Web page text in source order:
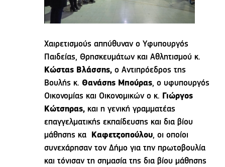
Χαιρετισμούς απηύθυναν ο Υφυπουργός
Παιδείας, Θρησκευμάτων και Αθλητισμού κ.
Κώστας Βλάσσης, ο Αντιπρόεδρος της
Βουλής κ. Θανάσης Μπούρας, ο υφυπουργός
Οικονομίας και Οικονομικών ο κ. Γιώργος
Κώτσηρας, και η γενική γραμματέας
επαγγελματικής εκπαίδευσης και δια βίου
μάθησης κα
Καφετζοπούλου, οι οποίοι
συνεχάρησαν τον Δήμο για την πρωτοβουλία
και τόνισαν τη σημασία της δια βίου μάθησης